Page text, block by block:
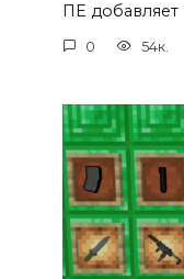
ПЕ добавляет
0 54к.